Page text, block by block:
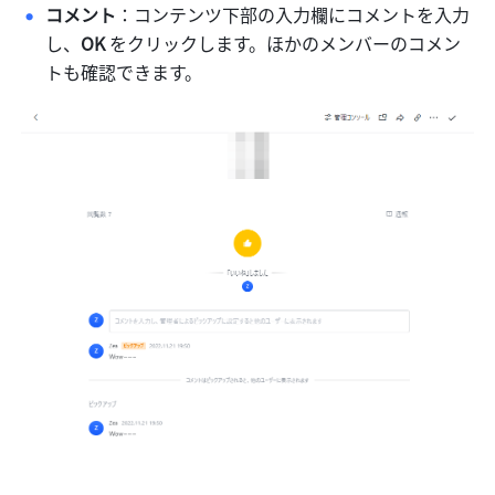
コメント ：コンテンツ下部の入力欄にコメントを入力
し、 OK をクリックします。ほかのメンバーのコメン
トも確認できます。